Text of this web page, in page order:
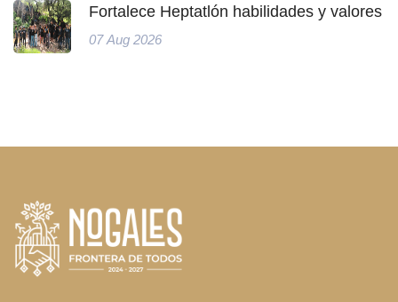
Fortalece Heptatlón habilidades y valores
07 Aug 2026